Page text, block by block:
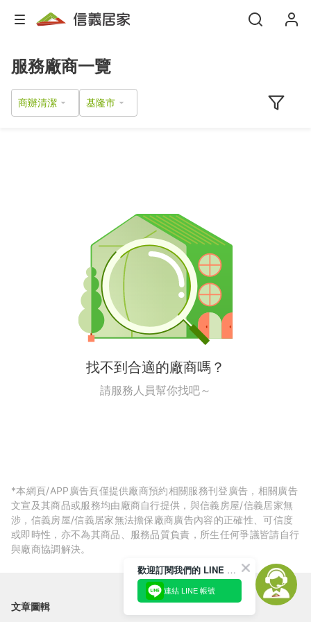
服務廠商一覽
商辦清潔
找不到合適的廠商嗎？
請服務人員幫你找吧～
*本網頁/APP廣告頁僅提供廠商預約相關服務刊登廣告，相關廣告
文宣及其商品或服務均由廠商自行提供，與信義房屋/信義居家無
涉，信義房屋/信義居家無法擔保廠商廣告內容的正確性、可信度
或即時性，亦不為其商品、服務品質負責，所生任何爭議皆請自行
與廠商協調解決。
文章圖輯
歡迎訂閱我們的 LINE 官方帳號
連結 LINE 帳號